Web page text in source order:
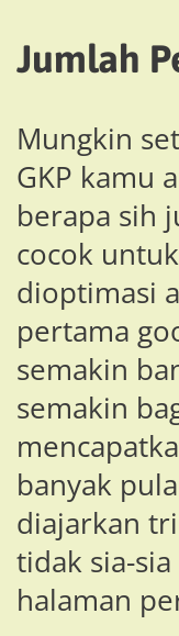
Jumlah
Mungkin
GKP kamu
berapa sih
cocok
dioptimasi
pertama
semakin
semakin
banyak
diajarkan
tidak sia-
halaman